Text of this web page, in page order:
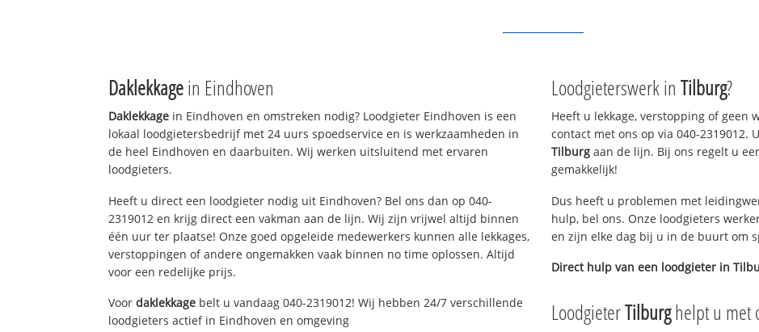
Daklekkagein Eindhoven
Daklekkage in Eindhoven en omstreken nodig? Loodgieter Eindhoven is een
lokaal loodgietersbedrijf met 24 uurs spoedservice en is werkzaamheden in
de heel Eindhoven en daarbuiten. Wij werken uitsluitend met ervaren
loodgieters.
Heeft u direct een loodgieter nodig uit Eindhoven? Bel ons dan op 040-
2319012 en krijg direct een vakman aan de lijn. Wij zijn vrijwel altijd binnen
één uur ter plaatse! Onze goed opgeleide medewerkers kunnen alle lekkages,
verstoppingen of andere ongemakken vaak binnen no time oplossen. Altijd
voor een redelijke prijs.
Voordaklekkage belt u vandaag 040-2319012! Wij hebben 24/7 verschillende
loodgieters actief in Eindhoven en omgeving
Loodgieterswerk in Tilburg?
Heeft u lekkage, verstopping of geen
contact met ons op via 040-
Tilburg aan de lijn. Bij ons regelt u
gemakkelijk!
Dus heeft u problemen met
hulp, bel ons. Onze loodgieters
en zijn elke dag bij u in de buurt om
Direct hulp van een loodgieter in
LoodgieterTilburghelpt u met